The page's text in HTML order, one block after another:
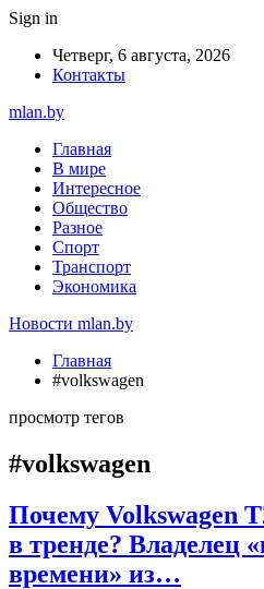
Sign in
Четверг, 6 августа, 2026
Контакты
mlan.by
Главная
В мире
Интересное
Общество
Разное
Спорт
Транспорт
Экономика
Новости mlan.by
Главная
#volkswagen
просмотр тегов
#volkswagen
Почему Volkswagen
в тренде? Владелец
времени» из…